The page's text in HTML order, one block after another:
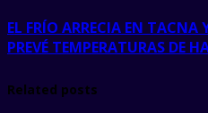
EL FRÍO ARRECIA EN
PREVÉ TEMPERATURAS DE
Related posts